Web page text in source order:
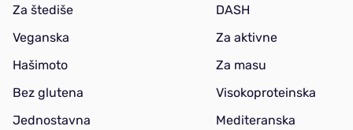
Za štediše
Veganska
Hašimoto
Bez glutena
Jednostavna
DASH
Za aktivne
Za masu
Visokoproteinska
Mediteranska